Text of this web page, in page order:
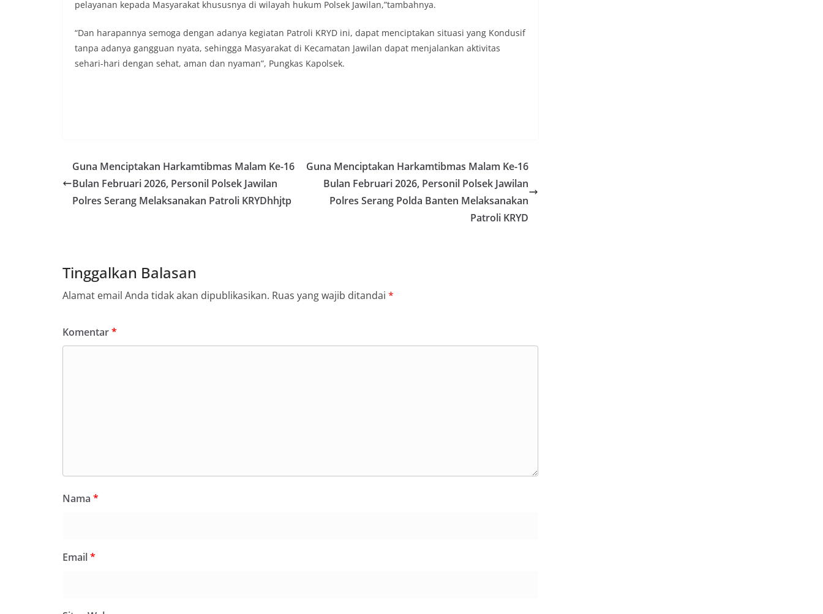
pelayanan kepada Masyarakat khususnya di wilayah hukum Polsek Jawilan,”tambahnya.
“Dan harapannya semoga dengan adanya kegiatan Patroli KRYD ini, dapat menciptakan situasi yang Kondusif
tanpa adanya gangguan nyata, sehingga Masyarakat di Kecamatan Jawilan dapat menjalankan aktivitas
sehari-hari dengan sehat, aman dan nyaman”, Pungkas Kapolsek.
Guna Menciptakan Harkamtibmas Malam Ke-16
Bulan Februari 2026, Personil Polsek Jawilan
Polres Serang Melaksanakan Patroli KRYDhhjtp
Guna Menciptakan Harkamtibmas Malam Ke-16
Bulan Februari 2026, Personil Polsek Jawilan
Polres Serang Polda Banten Melaksanakan
Patroli KRYD
Tinggalkan Balasan
Alamat email Anda tidak akan dipublikasikan. Ruas yang wajib ditandai *
Komentar*
Nama *
Email*